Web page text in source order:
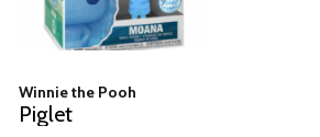
Winnie the Pooh
Piglet